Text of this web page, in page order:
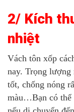
2/ Kích
nhiệt
Vách tôn xốp
nay. Trọng lượng
tốt, chống nóng
màu…Bạn có thể